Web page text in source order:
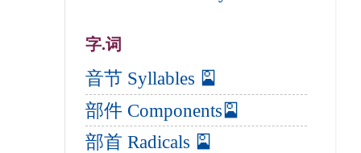
字.词
音节 Syllables 🎴
部件 Components🎴
部首 Radicals 🎴